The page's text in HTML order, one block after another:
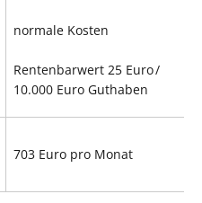
normale Kosten
Rentenbarwert 25 Euro /
10.000 Euro Guthaben
703 Euro pro Monat